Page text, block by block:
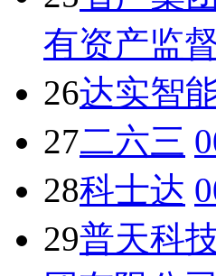
有资产监
26达实智
27二六三
28科士达
29普天科